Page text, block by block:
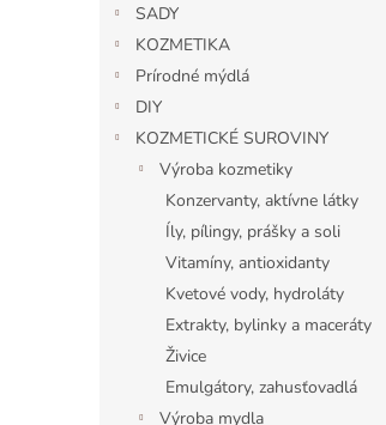
SADY
KOZMETIKA
Prírodné mýdlá
DIY
KOZMETICKÉ SUROVINY
Výroba kozmetiky
Konzervanty, aktívne látky
Íly, pílingy, prášky a soli
Vitamíny, antioxidanty
Kvetové vody, hydroláty
Extrakty, bylinky a maceráty
Živice
Emulgátory, zahusťovadlá
Výroba mydla